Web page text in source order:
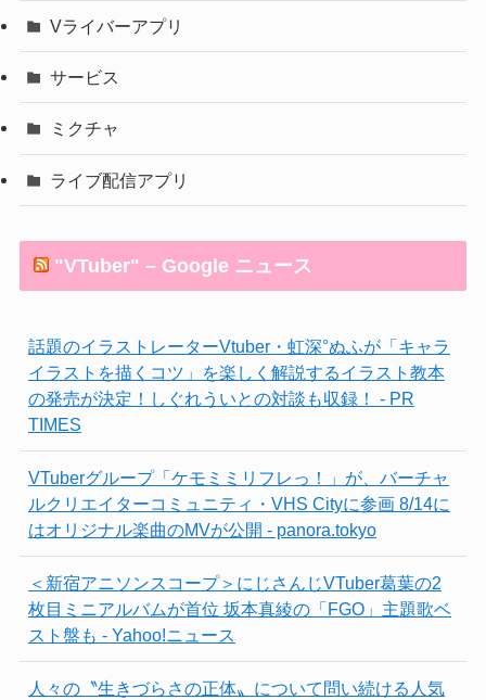
Vライバーアプリ
サービス
ミクチャ
ライブ配信アプリ
"VTuber" – Google ニュース
話題のイラストレーターVtuber・虹深°ぬふが「キャラ
イラストを描くコツ」を楽しく解説するイラスト教本
の発売が決定！しぐれういとの対談も収録！ - PR
TIMES
VTuberグループ「ケモミミリフレっ！」が、バーチャ
ルクリエイターコミュニティ・VHS Cityに参画 8/14に
はオリジナル楽曲のMVが公開 - panora.tokyo
＜新宿アニソンスコープ＞にじさんじVTuber葛葉の2
枚目ミニアルバムが首位 坂本真綾の「FGO」主題歌ベ
スト盤も - Yahoo!ニュース
人々の〝生きづらさの正体〟について問い続ける人気